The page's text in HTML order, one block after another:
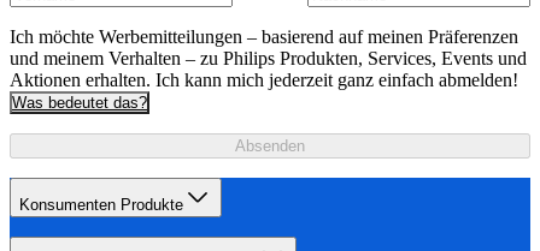
Ich möchte Werbemitteilungen – basierend auf meinen Präferenzen
und meinem Verhalten – zu Philips Produkten, Services, Events und
Aktionen erhalten. Ich kann mich jederzeit ganz einfach abmelden!
Was bedeutet das?
Absenden
Konsumenten Produkte